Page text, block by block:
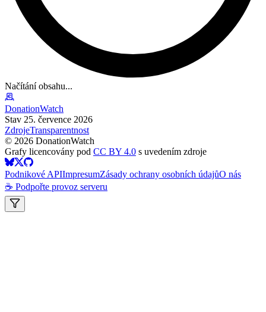
Načítání obsahu...
DonationWatch
Stav 25. července 2026
ZdrojeTransparentnost
© 2026 DonationWatch
Grafy licencovány pod CC BY 4.0 s uvedením zdroje
Podnikové APIImpresumZásady ochrany osobních údajůO nás
☕ Podpořte provoz serveru